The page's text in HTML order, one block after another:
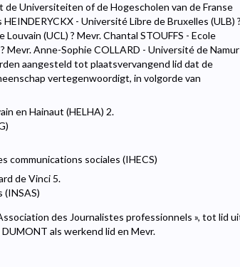
Universiteiten of de Hogescholen van de Franse
- Université Libre de Bruxelles (ULB) ?
(UCL) ? Mevr. Chantal STOUFFS - Ecole
Mevr. Anne-Sophie COLLARD - Université de Namur
aangesteld tot plaatsvervangend lid dat de
vertegenwoordigt, in volgorde van
en Hainaut (HELHA) 2.
communications sociales (IHECS)
de Vinci 5.
des Journalistes professionnels », tot lid
als werkend lid en Mevr.